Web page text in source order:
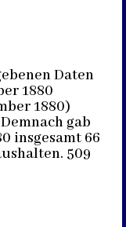
Daten
1880
1880)
gab
insgesamt 66
509